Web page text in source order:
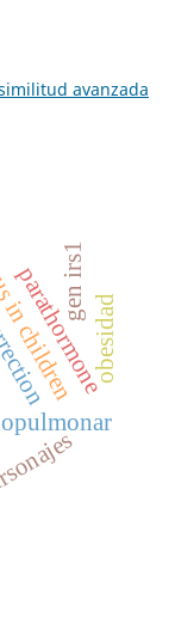
avanzada
parathormone
gen irs1
obesidad